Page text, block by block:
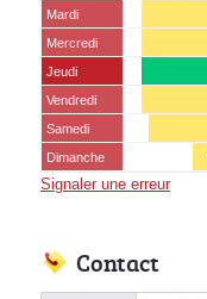
Mardi
Mercredi
Jeudi
Vendredi
Samedi
Dimanche
Signaler une erreur
Contact